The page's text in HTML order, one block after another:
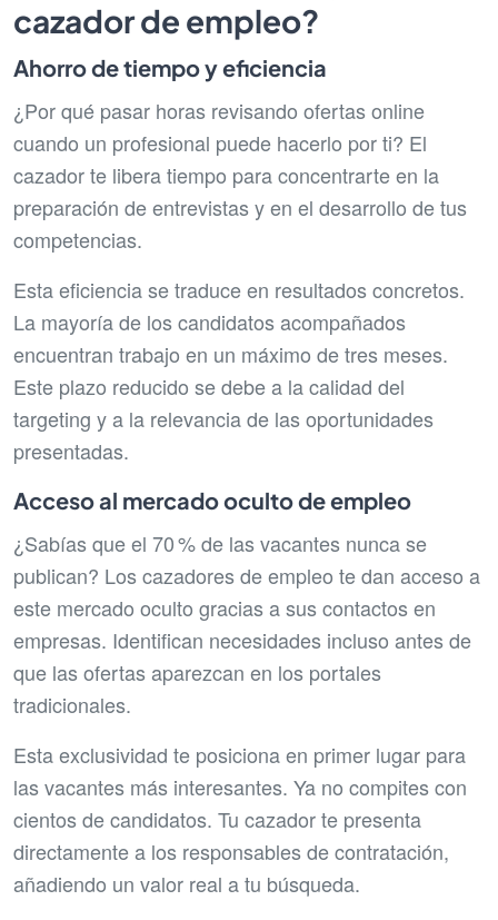
cazador de empleo?
Ahorro de tiempo y eficiencia
¿Por qué pasar horas revisando ofertas online
cuando un profesional puede hacerlo por ti? El
cazador te libera tiempo para concentrarte en la
preparación de entrevistas y en el desarrollo de tus
competencias.
Esta eficiencia se traduce en resultados concretos.
La mayoría de los candidatos acompañados
encuentran trabajo en un máximo de tres meses.
Este plazo reducido se debe a la calidad del
targeting y a la relevancia de las oportunidades
presentadas.
Acceso al mercado oculto de empleo
¿Sabías que el 70 % de las vacantes nunca se
publican? Los cazadores de empleo te dan acceso a
este mercado oculto gracias a sus contactos en
empresas. Identifican necesidades incluso antes de
que las ofertas aparezcan en los portales
tradicionales.
Esta exclusividad te posiciona en primer lugar para
las vacantes más interesantes. Ya no compites con
cientos de candidatos. Tu cazador te presenta
directamente a los responsables de contratación,
añadiendo un valor real a tu búsqueda.